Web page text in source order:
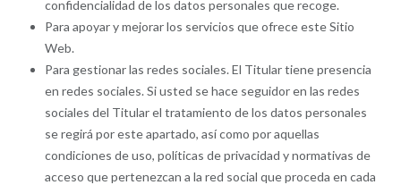
confidencialidad de los datos personales que recoge.
Para apoyar y mejorar los servicios que ofrece este Sitio
Web.
Para gestionar las redes sociales. El Titular tiene presencia
en redes sociales. Si usted se hace seguidor en las redes
sociales del Titular el tratamiento de los datos personales
se regirá por este apartado, así como por aquellas
condiciones de uso, políticas de privacidad y normativas de
acceso que pertenezcan a la red social que proceda en cada